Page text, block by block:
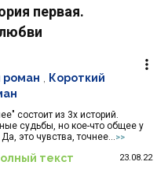
первая.
состоит из 3х историй.
судьбы, но кое-что общее у
это чувства, точнее...
>>
роман
Короткий
текст 23.08.22